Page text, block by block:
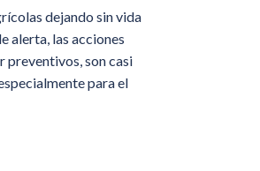
dejando sin vida
alerta, las acciones
preventivos, son casi
para el